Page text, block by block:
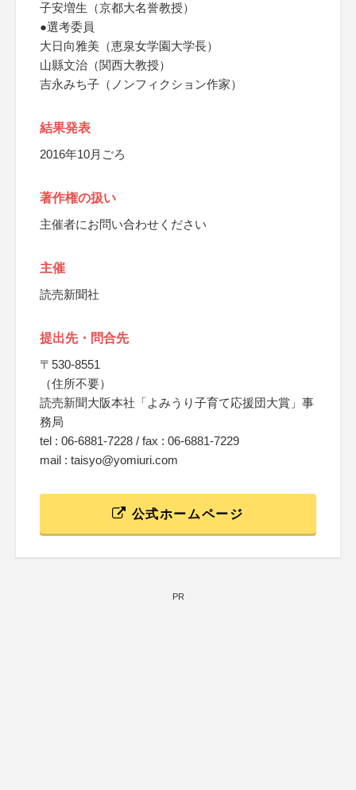
子安増生（京都大名誉教授）
●選考委員
大日向雅美（恵泉女学園大学長）
山縣文治（関西大教授）
吉永みち子（ノンフィクション作家）
結果発表
2016年10月ごろ
著作権の扱い
主催者にお問い合わせください
主催
読売新聞社
提出先・問合先
〒530-8551
（住所不要）
読売新聞大阪本社「よみうり子育て応援団大賞」事
務局
tel : 06-6881-7228 / fax : 06-6881-7229
mail : taisyo@yomiuri.com
公式ホームページ
PR